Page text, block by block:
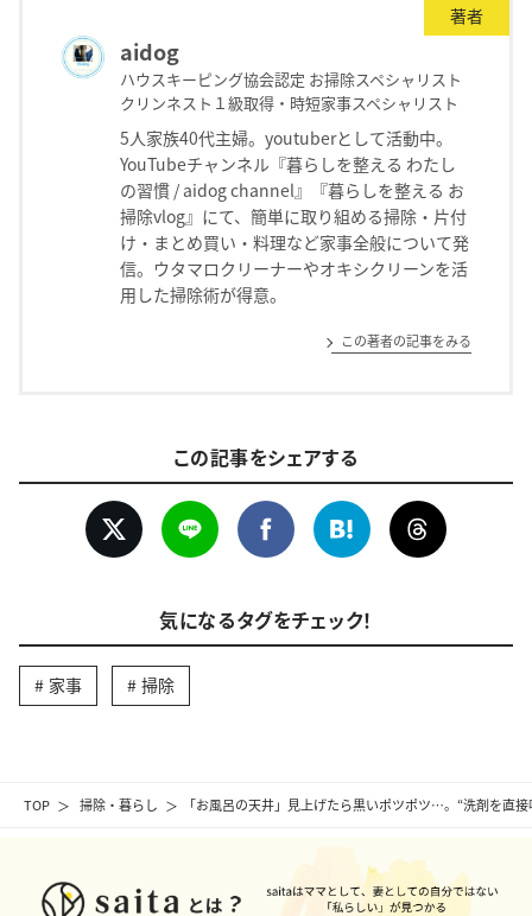
TOP 掃除・暮らし 「お風呂の天井」見上げたら黒いポツポツ…。“洗剤を直
著者
aidog
ハウスキーピング協会認定 お掃除スペシャリスト
クリンネスト１級取得・時短家事スペシャリスト
5人家族40代主婦。youtuberとして活動中。
YouTubeチャンネル『暮らしを整える わたし
の習慣 / aidog channel』『暮らしを整える お
掃除vlog』にて、簡単に取り組める掃除・片付
け・まとめ買い・料理など家事全般について発
信。ウタマロクリーナーやオキシクリーンを活
用した掃除術が得意。
この著者の記事をみる
この記事をシェアする
気になるタグをチェック！
家事 掃除